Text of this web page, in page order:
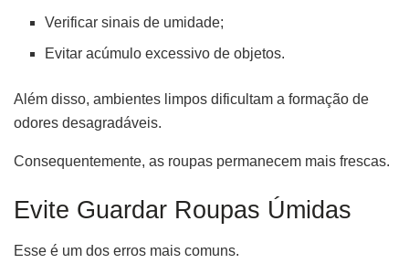
Verificar sinais de umidade;
Evitar acúmulo excessivo de objetos.
Além disso, ambientes limpos dificultam a formação de
odores desagradáveis.
Consequentemente, as roupas permanecem mais frescas.
Evite Guardar Roupas Úmidas
Esse é um dos erros mais comuns.